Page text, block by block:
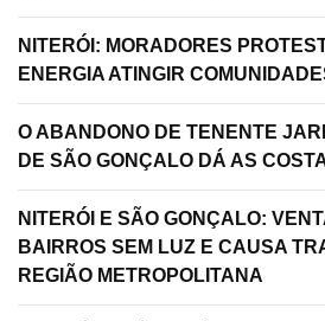
NITERÓI: MORADORES
ENERGIA ATINGIR
O ABANDONO DE TENENTE
DE SÃO GONÇALO DÁ AS
NITERÓI E SÃO GONÇALO:
BAIRROS SEM LUZ E CAUSA
REGIÃO METROPOLITANA